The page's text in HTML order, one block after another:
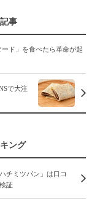
事
ド」を食べたら革命が起
で大注
ング
チミツパン」は口コ
証